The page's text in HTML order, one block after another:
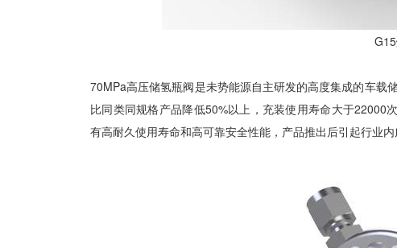
70MPa高压储氢瓶阀是未势能源自主研发的高度集成的车
比同类同规格产品降低50%以上，充装使用寿命大于
有高耐久使用寿命和高可靠安全性能，产品推出后引起行业内